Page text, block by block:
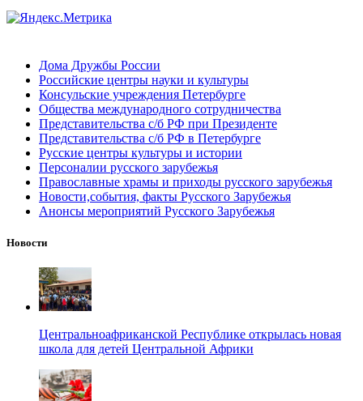
Дома Дружбы России
Российские центры науки и культуры
Консульские учреждения Петербурге
Общества международного сотрудничества
Представительства с/б РФ при Президенте
Представительства с/б РФ в Петербурге
Русские центры культуры и истории
Персоналии русского зарубежья
Православные храмы и приходы русского зарубежья
Новости,события, факты Русского Зарубежья
Анонсы мероприятий Русского Зарубежья
Новости
Центральноафриканской Республике открылась новая
школа для детей Центральной Африки